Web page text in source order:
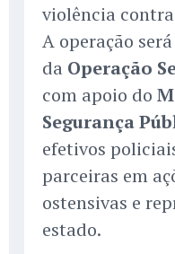
violência
A operação
da Operação
com apoio do
Segurança
efetivos
parceiras em
ostensivas e
estado.